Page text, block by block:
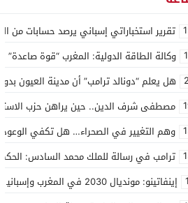
تقرير استخباراتي إسباني يرصد حسابات من الجزائر وأرقاما بـ”213+” ضمن حملة رقمية
وكالة الطاقة الدولية: المغرب “قوة
هل يعلم “دونالد ترامب” أن مدينة العيون بدون
مصطفى شرف الدين.. حين يراهن حزب
وهم التغيير في الصحراء… هل تكفي الوعود
ترامب في رسالة للملك محمد السادس:
إينفاتينو: مونديال 2030 في المغرب وإسبانيا والبرتغال سيكون “الأجمل في التاريخ”